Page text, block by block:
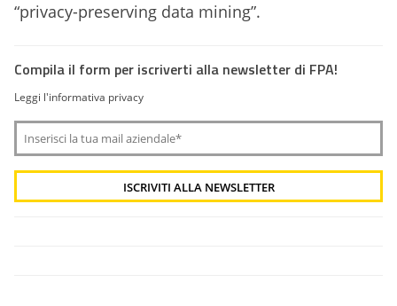
“privacy-preserving data mining”.
Compila il form per iscriverti alla newsletter di FPA!
Leggi l'informativa privacy